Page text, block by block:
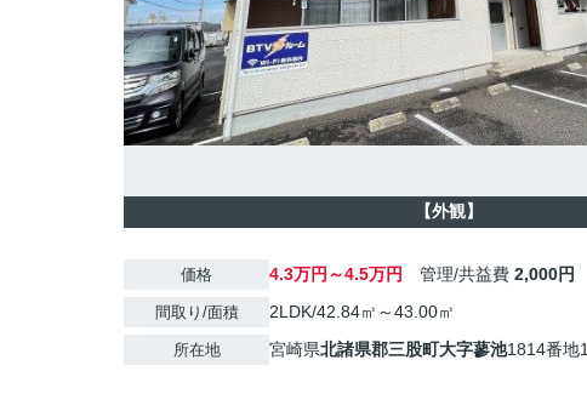
【外観】
価格 4.3万円～4.5万円 管理/共益費 2,000円
間取り/面積 2LDK/42.84㎡～43.00㎡
所在地 宮崎県北諸県郡三股町大字蓼池1814番地1